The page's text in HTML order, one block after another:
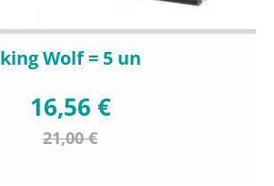
king Wolf = 5 un
16,56 €
21,00 €